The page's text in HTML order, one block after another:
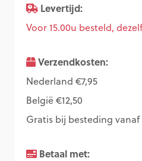
Levertijd:
Voor 15.00u besteld,
Verzendkosten:
Nederland €7,95
België €12,50
Gratis bij besteding vanaf
Betaal met: